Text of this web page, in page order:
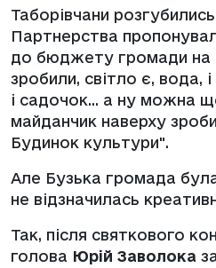
Таборівчани
Партнерства
до бюджету громади на
зробили, світло є, вода,
і садочок... а ну можна
майданчик наверху
Будинок культури".
Але Бузька громада
не відзначилась
Так, після святкового
голова Юрій Заволока